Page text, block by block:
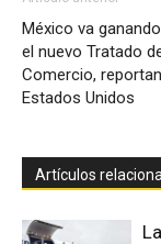
México va
el nuevo Tratado
Comercio,
Estados Unidos
Artículos